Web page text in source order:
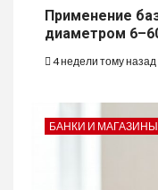
Применение
диаметром
4 недели тому назад
БАНКИ И МАГАЗИНЫ